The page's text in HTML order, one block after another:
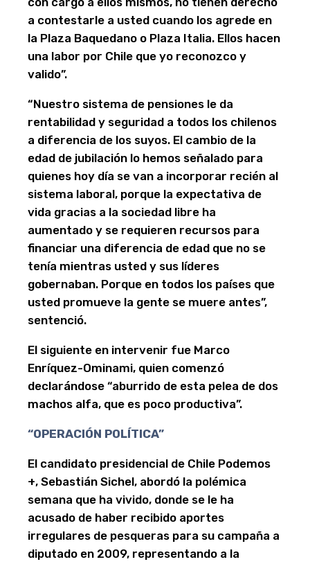
a contestarle a usted cuando los agrede en
la Plaza Baquedano o Plaza Italia. Ellos hacen
una labor por Chile que yo reconozco y
valido”.
“Nuestro sistema de pensiones le da
rentabilidad y seguridad a todos los chilenos
a diferencia de los suyos. El cambio de la
edad de jubilación lo hemos señalado para
quienes hoy día se van a incorporar recién al
sistema laboral, porque la expectativa de
vida gracias a la sociedad libre ha
aumentado y se requieren recursos para
financiar una diferencia de edad que no se
tenía mientras usted y sus líderes
gobernaban. Porque en todos los países que
usted promueve la gente se muere antes”,
sentenció.
El siguiente en intervenir fue Marco
Enríquez-Ominami, quien comenzó
declarándose “aburrido de esta pelea de dos
machos alfa, que es poco productiva”.
“OPERACIÓN POLÍTICA”
El candidato presidencial de Chile Podemos
+, Sebastián Sichel, abordó la polémica
semana que ha vivido, donde se le ha
acusado de haber recibido aportes
irregulares de pesqueras para su campaña a
diputado en 2009, representando a la